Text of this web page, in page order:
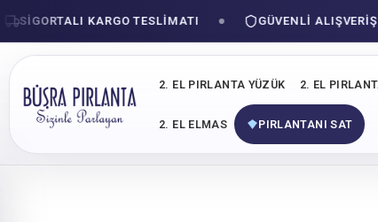
KARGO TESLIMATI GÜVENLI ALIŞVERIŞ
2. EL PIRLANTA YÜZÜK 2. EL
2. EL ELMAS PIRLANTANI SAT